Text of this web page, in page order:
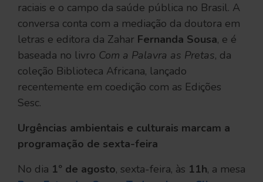
raciais e o campo da saúde pública no Brasil. A
conversa conta com a mediação da doutora em
letras e editora da Zahar Fernanda Sousa, e é
baseada no livro Com a Palavra as Pretas, da
coleção Biblioteca Africana, lançado
recentemente em coedição com as Edições
Sesc.
Urgências ambientais e culturais marcam a
programação de sexta-feira
No dia 1º de agosto, sexta-feira, às 11h, a mesa